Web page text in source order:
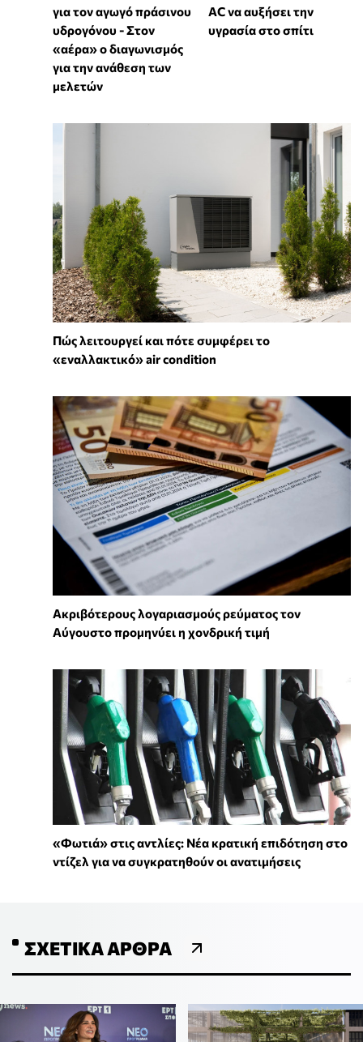
για τον αγωγό πράσινου
υδρογόνου - Στον
«αέρα» ο διαγωνισμός
για την ανάθεση των
μελετών
AC να αυξήσει την
υγρασία στο σπίτι
Πώς λειτουργεί και πότε συμφέρει το
«εναλλακτικό» air condition
Ακριβότερους λογαριασμούς ρεύματος τον
Αύγουστο προμηνύει η χονδρική τιμή
«Φωτιά» στις αντλίες: Νέα κρατική επιδότηση στο
ντίζελ για να συγκρατηθούν οι ανατιμήσεις
ΣΧΕΤΙΚΆ ΆΡΘΡΑ